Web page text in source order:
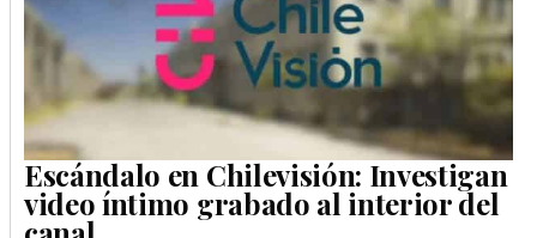
Escándalo en Chilevisión: Investigan
video íntimo grabado al interior del